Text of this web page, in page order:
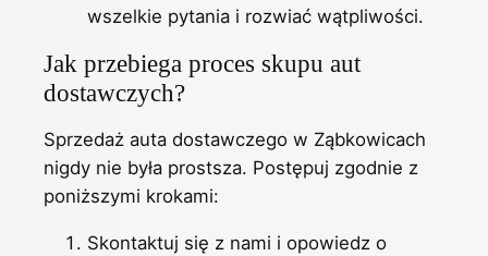
wszelkie pytania i rozwiać wątpliwości.
Jak przebiega proces skupu aut
dostawczych?
Sprzedaż auta dostawczego w Ząbkowicach
nigdy nie była prostsza. Postępuj zgodnie z
poniższymi krokami:
Skontaktuj się z nami i opowiedz o